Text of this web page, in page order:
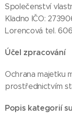
Společenství
Kladno IČO:
Lorencová tel.
Účel zpracování
Ochrana majetku
prostřednictvím
Popis kategorií